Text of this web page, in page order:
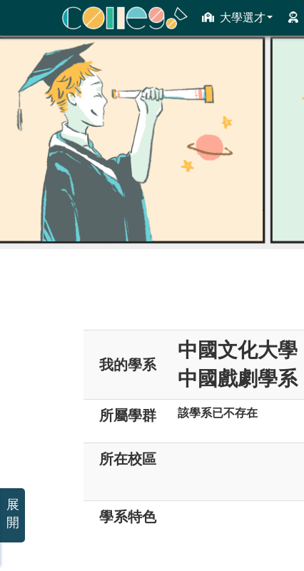
大學選才
ColleGo! 大學選才與高中育才輔助系統
我的學系
中國文化大學
中國戲劇學系
所屬學群 該學系已不存在
所在校區
學系特色
展
開